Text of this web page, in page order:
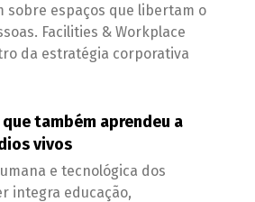
sobre espaços que libertam o
Facilities & Workplace
da estratégia corporativa
também aprendeu a
vivos
e tecnológica dos
integra educação,